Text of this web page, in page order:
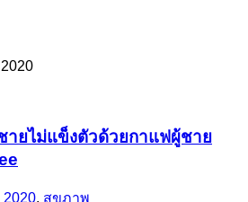
ยไม่แข็งตัวด้วยกาแฟผู้ชาย
, สุขภาพ